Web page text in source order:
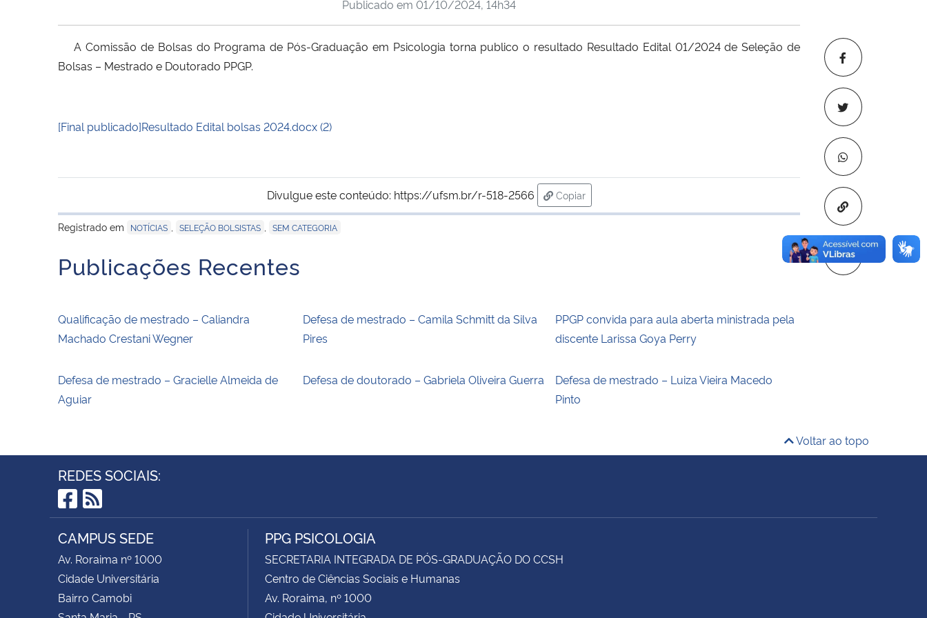
Copiar para
Publicado em 01/10/2024, 14h34
A Comissão de Bolsas do Programa de Pós-Graduação em Psicologia torna publico o resultado Resultado Edital 01/2024 de Seleção de
Bolsas – Mestrado e Doutorado PPGP.
[Final publicado]Resultado Edital bolsas 2024.docx (2)
Divulgue este conteúdo: https://ufsm.br/r-518-2566
Copiar
para área de transferência
Registrado em
NOTÍCIAS SELEÇÃO BOLSISTAS SEM CATEGORIA
Publicações Recentes
Qualificação de mestrado – Caliandra
Machado Crestani Wegner
Defesa de mestrado – Camila Schmitt da Silva
Pires
PPGP convida para aula aberta ministrada pela
discente Larissa Goya Perry
Defesa de mestrado – Gracielle Almeida de
Aguiar
Defesa de doutorado – Gabriela Oliveira Guerra
Defesa de mestrado – Luiza Vieira Macedo
Pinto
Voltar ao topo
REDES SOCIAIS:
Facebook
RSS
CAMPUS SEDE
Av. Roraima nº 1000
Cidade Universitária
Bairro Camobi
PPG PSICOLOGIA
SECRETARIA INTEGRADA DE PÓS-GRADUAÇÃO DO CCSH
Centro de Ciências Sociais e Humanas
Av. Roraima, nº 1000